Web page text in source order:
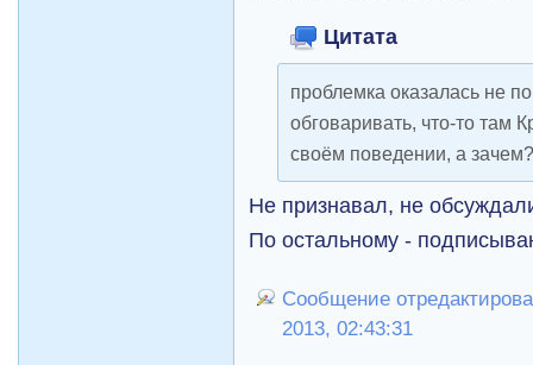
Цитата
проблемка оказалась не
обговаривать, что-то там
своём поведении, а
Не признавал, не
По остальному -
Сообщение
2013, 02:43:31